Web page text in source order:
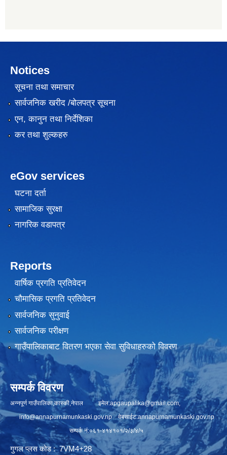
Notices
सूचना तथा समाचार
सार्वजनिक खरीद /बोलपत्र सूचना
एन, कानुन तथा निर्देशिका
कर तथा शुल्कहरु
eGov services
घटना दर्ता
सामाजिक सुरक्षा
नागरिक वडापत्र
Reports
वार्षिक प्रगति प्रतिवेदन
चौमासिक प्रगति प्रतिवेदन
सार्वजनिक सुनुवाई
सार्वजनिक परीक्षण
गाउँपालिकाबाट वितरण भएका सेवा सुविधाहरुको विवरण
सम्पर्क विवरण
अन्नपूर्ण गाउँपालिका,कास्की,नेपाल इमेल:apgaupalika@gmail.com,
info@annapurnamunkaski.gov.npवेबसाईट:annapurnamunkaski.gov.np
सम्पर्क नं:०६१-४१४१०१/२/३/४/५
गुगल प्लस कोड : 7VM4+28